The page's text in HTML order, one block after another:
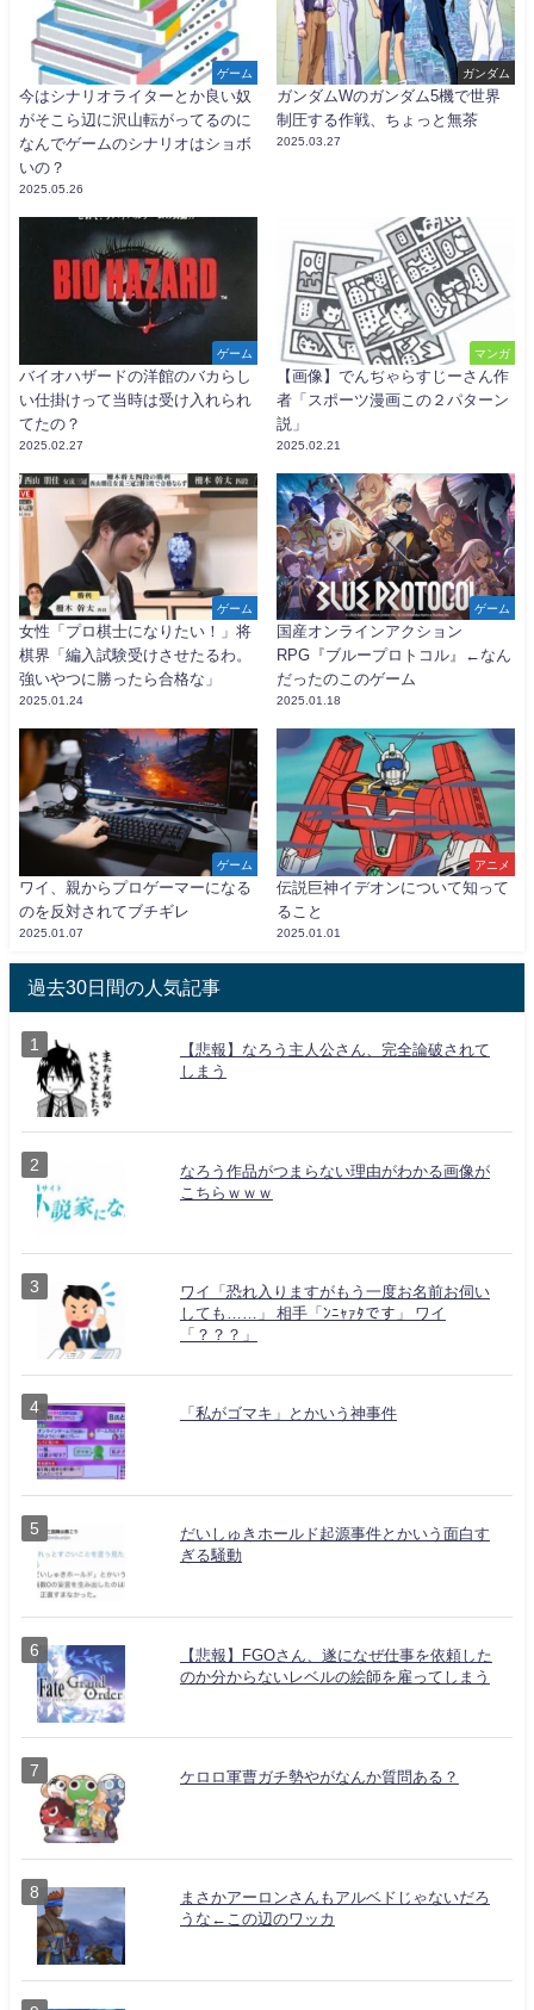
ゲーム
今はシナリオライターとか良い奴
がそこら辺に沢山転がってるのに
なんでゲームのシナリオはショボ
いの？
2025.05.26
ガンダム
ガンダムWのガンダム5機で世界
制圧する作戦、ちょっと無茶
2025.03.27
ゲーム
バイオハザードの洋館のバカらし
い仕掛けって当時は受け入れられ
てたの？
2025.02.27
マンガ
【画像】でんぢゃらすじーさん作
者「スポーツ漫画この２パターン
説」
2025.02.21
ゲーム
女性「プロ棋士になりたい！」将
棋界「編入試験受けさせたるわ。
強いやつに勝ったら合格な」
2025.01.24
ゲーム
国産オンラインアクション
RPG『ブループロトコル』←なん
だったのこのゲーム
2025.01.18
ゲーム
ワイ、親からプロゲーマーになる
のを反対されてブチギレ
2025.01.07
アニメ
伝説巨神イデオンについて知って
ること
2025.01.01
過去30日間の人気記事
【悲報】なろう主人公さん、完全論破されて
しまう
なろう作品がつまらない理由がわかる画像が
こちらｗｗｗ
ワイ「恐れ入りますがもう一度お名前お伺い
しても……」 相手「ﾝﾆｬｧﾀです」 ワイ
「？？？」
「私がゴマキ」とかいう神事件
だいしゅきホールド起源事件とかいう面白す
ぎる騒動
【悲報】FGOさん、遂になぜ仕事を依頼した
のか分からないレベルの絵師を雇ってしまう
ケロロ軍曹ガチ勢やがなんか質問ある？
まさかアーロンさんもアルベドじゃないだろ
うな←この辺のワッカ